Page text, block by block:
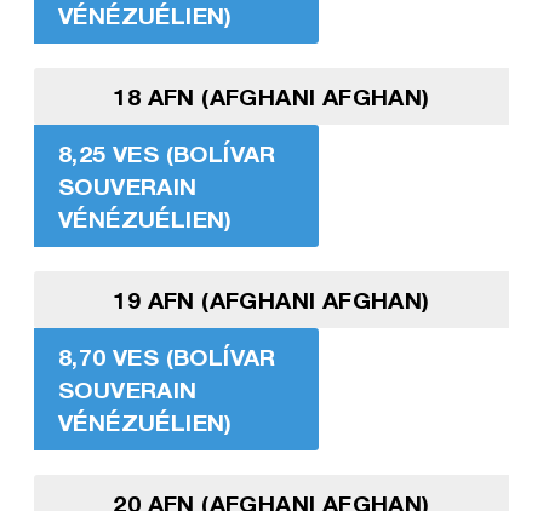
VÉNÉZUÉLIEN)
18 AFN (AFGHANI AFGHAN)
8,25 VES (BOLÍVAR
SOUVERAIN
VÉNÉZUÉLIEN)
19 AFN (AFGHANI AFGHAN)
8,70 VES (BOLÍVAR
SOUVERAIN
VÉNÉZUÉLIEN)
20 AFN (AFGHANI AFGHAN)